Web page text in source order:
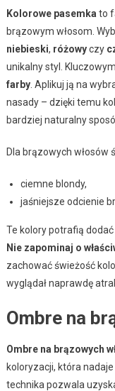
Kolorowe pasemka to
brązowym włosom.
niebieski, różowyczy
unikalny styl.
farby. Aplikuj ją na
nasady – dzięki temu
bardziej naturalny
Dla brązowych włosów
ciemne blondy,
jaśniejsze odcienie
Te kolory potrafią dodać
Nie zapominaj o
zachować świeżość
wyglądał naprawdę
Ombre na
Ombre na brązowych
koloryzacji, która
technika pozwala